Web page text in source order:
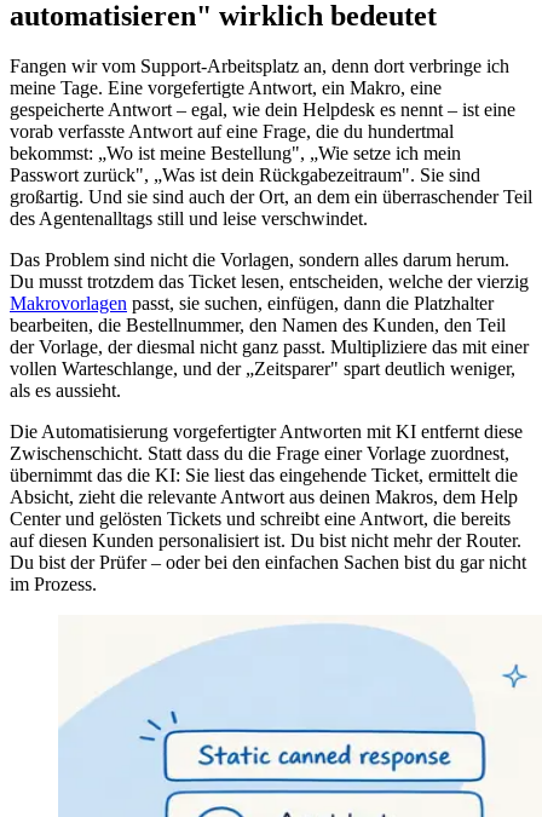
automatisieren" wirklich bedeutet
Fangen wir vom Support-Arbeitsplatz an, denn dort verbringe ich
meine Tage. Eine vorgefertigte Antwort, ein Makro, eine
gespeicherte Antwort – egal, wie dein Helpdesk es nennt – ist eine
vorab verfasste Antwort auf eine Frage, die du hundertmal
bekommst: „Wo ist meine Bestellung", „Wie setze ich mein
Passwort zurück", „Was ist dein Rückgabezeitraum". Sie sind
großartig. Und sie sind auch der Ort, an dem ein überraschender Teil
des Agentenalltags still und leise verschwindet.
Das Problem sind nicht die Vorlagen, sondern alles darum herum.
Du musst trotzdem das Ticket lesen, entscheiden, welche der vierzig
Makrovorlagen passt, sie suchen, einfügen, dann die Platzhalter
bearbeiten, die Bestellnummer, den Namen des Kunden, den Teil
der Vorlage, der diesmal nicht ganz passt. Multipliziere das mit einer
vollen Warteschlange, und der „Zeitsparer" spart deutlich weniger,
als es aussieht.
Die Automatisierung vorgefertigter Antworten mit KI entfernt diese
Zwischenschicht. Statt dass du die Frage einer Vorlage zuordnest,
übernimmt das die KI: Sie liest das eingehende Ticket, ermittelt die
Absicht, zieht die relevante Antwort aus deinen Makros, dem Help
Center und gelösten Tickets und schreibt eine Antwort, die bereits
auf diesen Kunden personalisiert ist. Du bist nicht mehr der Router.
Du bist der Prüfer – oder bei den einfachen Sachen bist du gar nicht
im Prozess.